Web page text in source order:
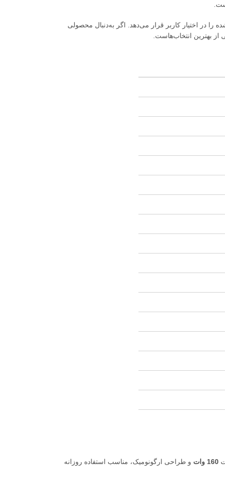
در اختیار کاربر قرار می‌دهد. اگر به‌دنبال محصولی
160 وات
و طراحی ارگونومیک، مناسب استفاده روزانه